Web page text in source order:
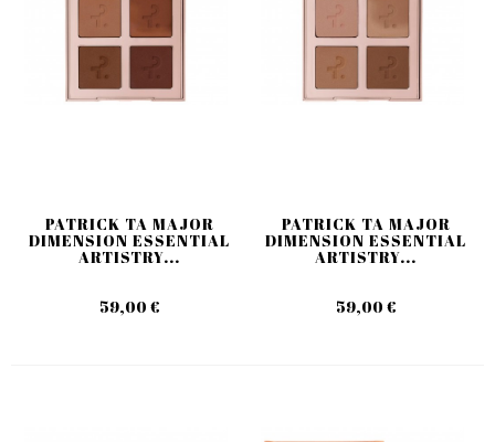
PATRICK TA MAJOR
DIMENSION ESSENTIAL
ARTISTRY...
59,00 €
PATRICK TA MAJOR
DIMENSION ESSENTIAL
ARTISTRY...
59,00 €